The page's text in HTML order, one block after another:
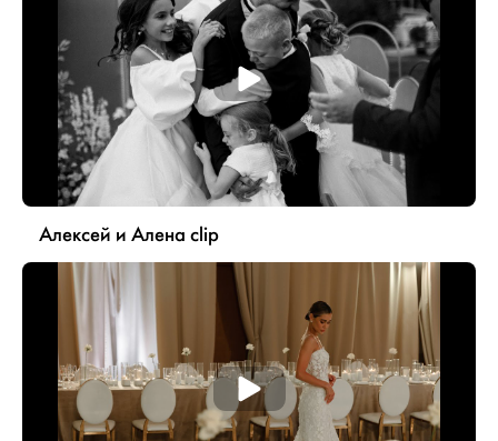
Алексей и Алена clip